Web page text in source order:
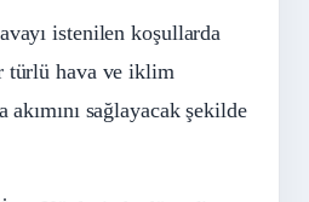
istenilen koşullarda
türlü hava ve iklim
sağlayacak şekilde